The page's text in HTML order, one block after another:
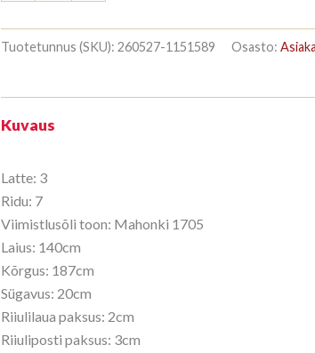
Mahonki
määrä
Tuotetunnus (SKU): 260527-1151589 Osasto:
Kuvaus
Latte: 3
Ridu: 7
Viimistlusõli toon: Mahonki 1705
Laius: 140cm
Kõrgus: 187cm
Sügavus: 20cm
Riiulilaua paksus: 2cm
Riiuliposti paksus: 3cm